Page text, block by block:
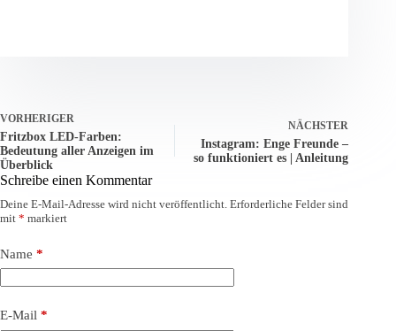
VORHERIGER
Fritzbox LED-Farben:
Bedeutung aller Anzeigen im
Überblick
NÄCHSTER
Instagram: Enge Freunde –
so funktioniert es | Anleitung
Schreibe einen Kommentar
Deine E-Mail-Adresse wird nicht veröffentlicht. Erforderliche Felder sind
mit * markiert
Name *
E-Mail *